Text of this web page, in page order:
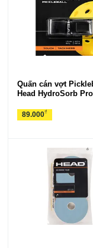
Quấn cán vợt
Head HydroSorb Pro
89.000₫